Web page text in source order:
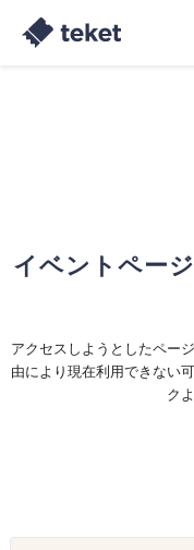
イベントペー
アクセスしようとしたペー
由により現在利用できない
ク